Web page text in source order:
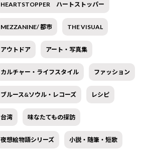
HEARTSTOPPER ハートストッパー
MEZZANINE/ 都市 THE VISUAL
アウトドア アート・写真集
カルチャー・ライフスタイル ファッション
ブルース&ソウル・レコーズ レシピ
台湾 味なたてもの探訪
夜想絵物語シリーズ 小説・随筆・短歌